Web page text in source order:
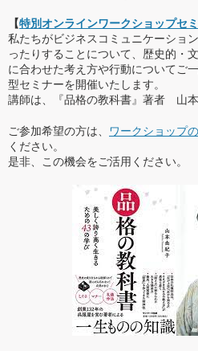
【特別オンラインワークショップセ
私たちがビジネスコミュニケーショ
ったりすることについて、歴史的・
に合わせた考え方や行動についてご
型セミナーを開催いたします。
講師は、『品格の教科書』著者 山
ご参加希望の方は、 ワークショップ
ください。
是非、この機会をご活用ください。